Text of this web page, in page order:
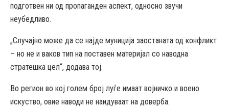
подготвен ни од пропаганден аспект, односно звучи
неубедливо.
„Случајно може да се најде муниција заостаната од конфликт
– но не и ваков тип на поставен материјал со наводна
стратешка цел“, додава тој.
Во регион во кој голем број луѓе имаат војничко и воено
искуство, овие наводи не наидуваат на доверба.